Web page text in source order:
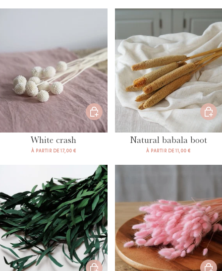
White crash
À PARTIR DE 17,00 €
Natural babala boot
À PARTIR DE 11,00 €